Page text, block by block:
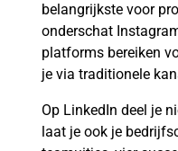
belangrijkste voor
onderschat
platforms bereiken
je via traditionele
Op LinkedIn deel je
laat je ook je